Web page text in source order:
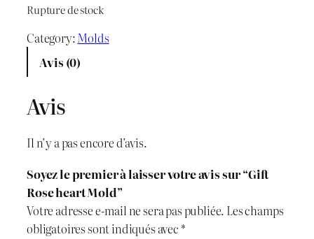
x
i
t
i
a
u
l
Rupture de stock
Category:Molds
Avis (0)
Avis
Il n’y a pas encore d’avis.
Soyez le premier à laisser votre avis sur “Gift
Rose heart Mold”
Votre adresse e-mail ne sera pas publiée. Les champs
obligatoires sont indiqués avec *